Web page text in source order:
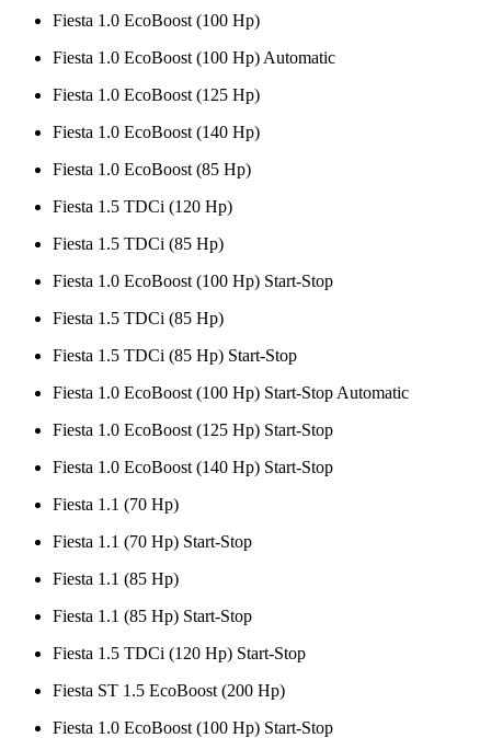
Fiesta 1.0 EcoBoost (100 Hp)
Fiesta 1.0 EcoBoost (100 Hp) Automatic
Fiesta 1.0 EcoBoost (125 Hp)
Fiesta 1.0 EcoBoost (140 Hp)
Fiesta 1.0 EcoBoost (85 Hp)
Fiesta 1.5 TDCi (120 Hp)
Fiesta 1.5 TDCi (85 Hp)
Fiesta 1.0 EcoBoost (100 Hp) Start-Stop
Fiesta 1.5 TDCi (85 Hp)
Fiesta 1.5 TDCi (85 Hp) Start-Stop
Fiesta 1.0 EcoBoost (100 Hp) Start-Stop Automatic
Fiesta 1.0 EcoBoost (125 Hp) Start-Stop
Fiesta 1.0 EcoBoost (140 Hp) Start-Stop
Fiesta 1.1 (70 Hp)
Fiesta 1.1 (70 Hp) Start-Stop
Fiesta 1.1 (85 Hp)
Fiesta 1.1 (85 Hp) Start-Stop
Fiesta 1.5 TDCi (120 Hp) Start-Stop
Fiesta ST 1.5 EcoBoost (200 Hp)
Fiesta 1.0 EcoBoost (100 Hp) Start-Stop